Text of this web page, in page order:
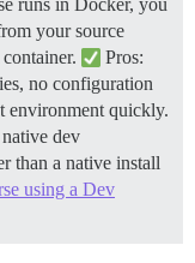
your source
Pros:
no configuration
environment quickly.
dev
than a native install
using a Dev